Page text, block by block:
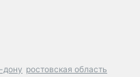
дону ростовская область